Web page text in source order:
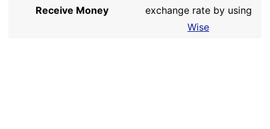
Receive Money
exchange rate by using
Wise